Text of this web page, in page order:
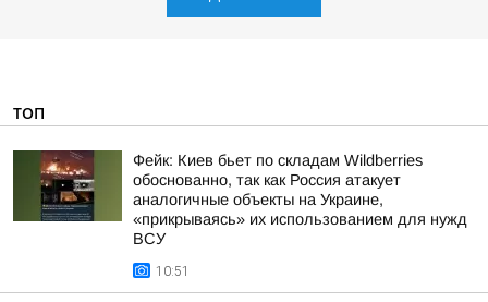
ТОП
Фейк: Киев бьет по складам Wildberries
обоснованно, так как Россия атакует
аналогичные объекты на Украине,
«прикрываясь» их использованием для нужд
ВСУ
10:51